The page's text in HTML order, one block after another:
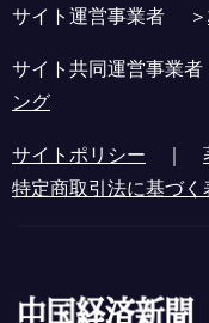
サイト運営事業者 ＞
サイト共同運営事業
ング
サイトポリシー ｜
特定商取引法に基づく